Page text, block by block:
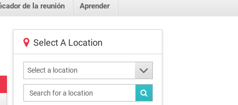
de la reunión Aprender
Select A Location
Select a location